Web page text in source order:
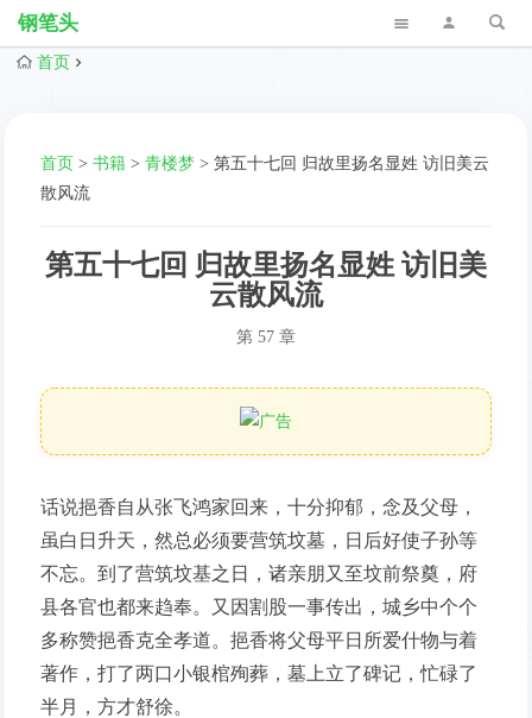
钢笔头
首页
首页 >书籍 >青楼梦 >第五十七回 归故里扬名显姓 访旧美云
散风流
第五十七回 归故里扬名显姓 访旧美
云散风流
第 57 章
话说挹香自从张飞鸿家回来，十分抑郁，念及父母，
虽白日升天，然总必须要营筑坟墓，日后好使子孙等
不忘。到了营筑坟基之日，诸亲朋又至坟前祭奠，府
县各官也都来趋奉。又因割股一事传出，城乡中个个
多称赞挹香克全孝道。挹香将父母平日所爱什物与着
著作，打了两口小银棺殉葬，墓上立了碑记，忙碌了
半月，方才舒徐。